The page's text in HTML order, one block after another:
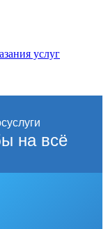
услуг
на всё